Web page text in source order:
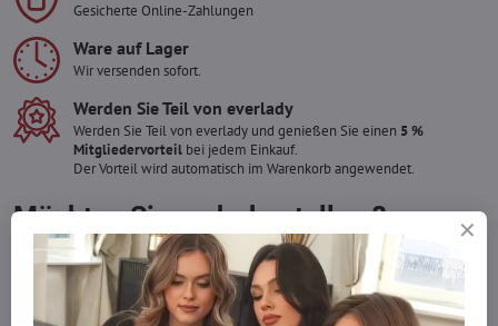
Gesicherte Online-Zahlungen
Ware auf Lager
Wir versenden sofort.
Werden Sie Teil von everlady
Werden Sie Teil von everlady und genießen Sie einen 5 %
Mitgliedervorteil bei jedem Einkauf.
Der Vorteil wird automatisch im Warenkorb angewendet.
Möchten Sie mehr bestellen ?
Zögern Sie nicht, uns zu kontaktieren, wir füllen die Ware für Sie
wieder auf!